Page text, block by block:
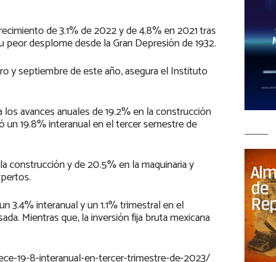
de 3.1% de 2022 y de 4.8% en 2021 tras
desplome desde la Gran Depresión de 1932.
y septiembre de este año, asegura el Instituto
avances anuales de 19.2% en la construcción
un 19.8% interanual en el tercer semestre de
construcción y de 20.5% en la maquinaria y
3.4% interanual y un 1.1% trimestral en el
Mientras que, la inversión fija bruta mexicana